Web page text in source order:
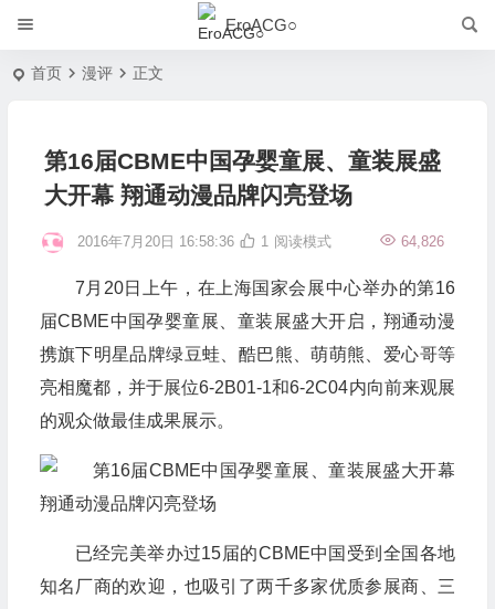
EroACG○
首页 漫评 正文
第16届CBME中国孕婴童展、童装展盛
大开幕 翔通动漫品牌闪亮登场
2016年7月20日 16:58:36 64,826
1 阅读模式
7月20日上午，在上海国家会展中心举办的第16
届CBME中国孕婴童展、童装展盛大开启，翔通动漫
携旗下明星品牌绿豆蛙、酷巴熊、萌萌熊、爱心哥等
亮相魔都，并于展位6-2B01-1和6-2C04内向前来观展
的观众做最佳成果展示。
已经完美举办过15届的CBME中国受到全国各地
知名厂商的欢迎，也吸引了两千多家优质参展商、三